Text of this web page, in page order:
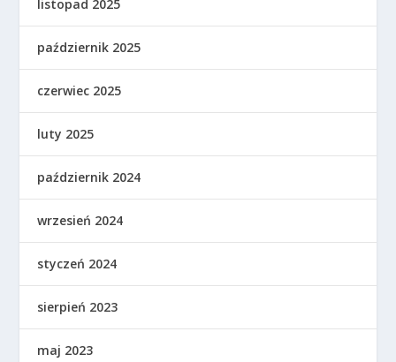
listopad 2025
październik 2025
czerwiec 2025
luty 2025
październik 2024
wrzesień 2024
styczeń 2024
sierpień 2023
maj 2023